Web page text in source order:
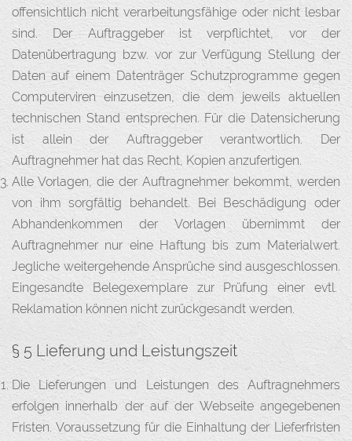
offensichtlich nicht verarbeitungsfähige oder nicht lesbar
sind. Der Auftraggeber ist verpflichtet, vor der
Datenübertragung bzw. vor zur Verfügung Stellung der
Daten auf einem Datenträger Schutzprogramme gegen
Computerviren einzusetzen, die dem jeweils aktuellen
technischen Stand entsprechen. Für die Datensicherung
ist allein der Auftraggeber verantwortlich. Der
Auftragnehmer hat das Recht, Kopien anzufertigen.
Alle Vorlagen, die der Auftragnehmer bekommt, werden
von ihm sorgfältig behandelt. Bei Beschädigung oder
Abhandenkommen der Vorlagen übernimmt der
Auftragnehmer nur eine Haftung bis zum Materialwert.
Jegliche weitergehende Ansprüche sind ausgeschlossen.
Eingesandte Belegexemplare zur Prüfung einer evtl.
Reklamation können nicht zurückgesandt werden.
§ 5 Lieferung und Leistungszeit
Die Lieferungen und Leistungen des Auftragnehmers
erfolgen innerhalb der auf der Webseite angegebenen
Fristen. Voraussetzung für die Einhaltung der Lieferfristen